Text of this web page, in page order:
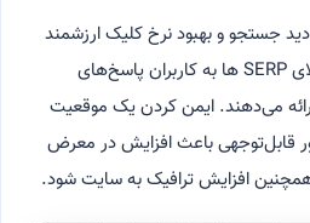
جستجو و بهبود نرخ کلیک ارزشمند
هستند. این اسنپت ها در بالای SERP ها به کاربران پاسخ‌های
می‌دهند. ایمن کردن یک موقعیت
قابل‌توجهی باعث افزایش در معرض
افزایش ترافیک به سایت شود.